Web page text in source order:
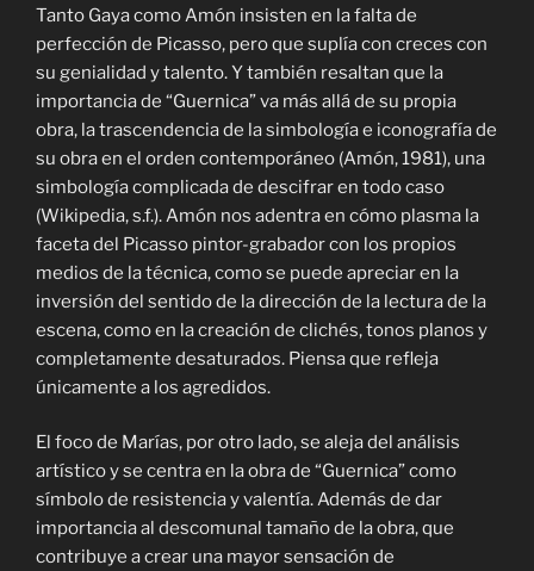
Tanto Gaya como Amón insisten en la falta de
perfección de Picasso, pero que suplía con creces con
su genialidad y talento. Y también resaltan que la
importancia de “Guernica” va más allá de su propia
obra, la trascendencia de la simbología e iconografía de
su obra en el orden contemporáneo (Amón, 1981), una
simbología complicada de descifrar en todo caso
(Wikipedia, s.f.). Amón nos adentra en cómo plasma la
faceta del Picasso pintor-grabador con los propios
medios de la técnica, como se puede apreciar en la
inversión del sentido de la dirección de la lectura de la
escena, como en la creación de clichés, tonos planos y
completamente desaturados. Piensa que refleja
únicamente a los agredidos.
El foco de Marías, por otro lado, se aleja del análisis
artístico y se centra en la obra de “Guernica” como
símbolo de resistencia y valentía. Además de dar
importancia al descomunal tamaño de la obra, que
contribuye a crear una mayor sensación de